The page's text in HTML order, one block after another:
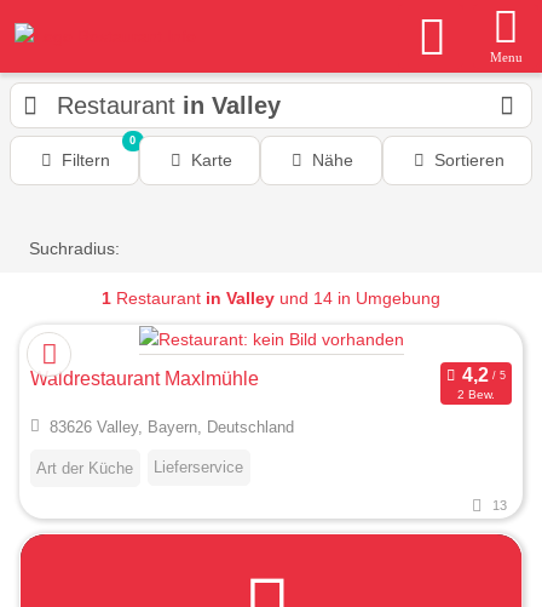
Menu
Restaurant in Valley
Filtern
0
Karte Nähe Sortieren
Suchradius:
1 Restaurant in Valley und 14 in Umgebung
Waldrestaurant Maxlmühle
2 Bew.
83626 Valley, Bayern, Deutschland
Art der Küche Lieferservice
13